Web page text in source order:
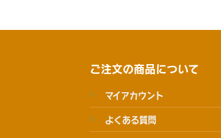
ご注文の商品について
マイアカウント
よくある質問